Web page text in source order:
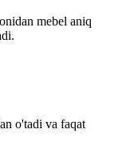
mebel aniq
o'tadi va faqat